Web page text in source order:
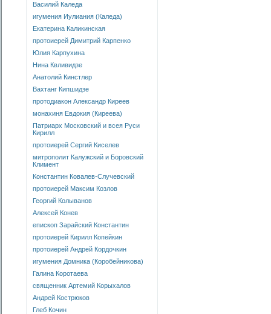
Василий Каледа
игумения Иулиания (Каледа)
Екатерина Каликинская
протоиерей Димитрий Карпенко
Юлия Карпухина
Нина Квливидзе
Анатолий Кинстлер
Вахтанг Кипшидзе
протодиакон Александр Киреев
монахиня Евдокия (Киреева)
Патриарх Московский и всея Руси
Кирилл
протоиерей Сергий Киселев
митрополит Калужский и Боровский
Климент
Константин Ковалев-Случевский
протоиерей Максим Козлов
Георгий Колыванов
Алексей Конев
епископ Зарайский Константин
протоиерей Кирилл Копейкин
протоиерей Андрей Кордочкин
игумения Домника (Коробейникова)
Галина Коротаева
священник Артемий Корыхалов
Андрей Кострюков
Глеб Кочин